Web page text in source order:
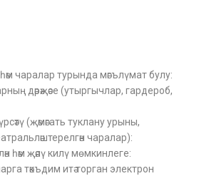
чаралар турында мәгълүмат булу:
дәрәҗәсе (утыргычлар, гардероб,
(җәмәгать туклану урыны,
чаралар):
һәм җәяү килү мөмкинлеге:
тәкъдим итә торган электрон